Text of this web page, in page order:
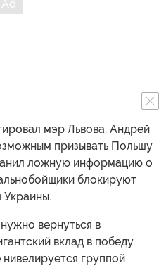
мэр Львова. Андрей
призывать Польшу
ложную информацию о
блокируют
вернуться в
вклад в победу
группой